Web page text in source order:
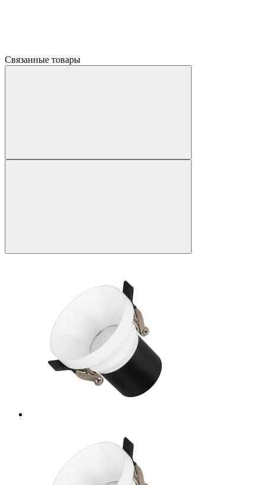
Связанные товары